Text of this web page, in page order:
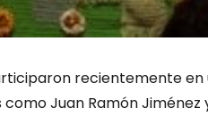
recientemente
Juan Ramón